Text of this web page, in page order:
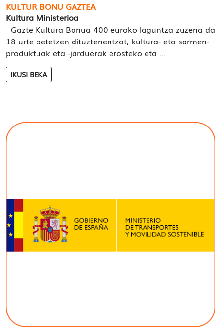
KULTUR BONU GAZTEA
Kultura Ministerioa
Gazte Kultura Bonua 400 euroko laguntza zuzena da
18 urte betetzen dituztenentzat, kultura- eta sormen-
produktuak eta -jarduerak erosteko eta ...
IKUSI BEKA